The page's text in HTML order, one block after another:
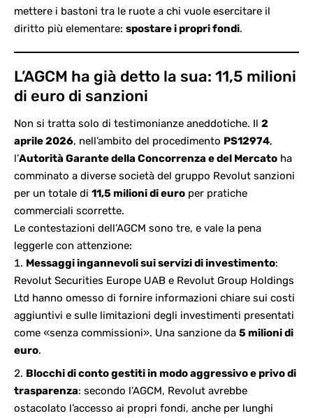
mettere i bastoni tra le ruote a chi vuole esercitare il
diritto più elementare: spostare i propri fondi.
L’AGCM ha già detto la sua: 11,5 milioni
di euro di sanzioni
Non si tratta solo di testimonianze aneddotiche. Il 2
aprile 2026, nell’ambito del procedimento PS12974,
l’Autorità Garante della Concorrenza e del Mercato ha
comminato a diverse società del gruppo Revolut sanzioni
per un totale di 11,5 milioni di euro per pratiche
commerciali scorrette.
Le contestazioni dell’AGCM sono tre, e vale la pena
leggerle con attenzione:
Messaggi ingannevoli sui servizi di investimento:
Revolut Securities Europe UAB e Revolut Group Holdings
Ltd hanno omesso di fornire informazioni chiare sui costi
aggiuntivi e sulle limitazioni degli investimenti presentati
come «senza commissioni». Una sanzione da 5 milioni di
euro.
Blocchi di conto gestiti in modo aggressivo e privo di
trasparenza: secondo l’AGCM, Revolut avrebbe
ostacolato l’accesso ai propri fondi, anche per lunghi